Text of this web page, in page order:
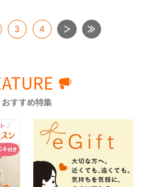
3 4
おすすめ特集